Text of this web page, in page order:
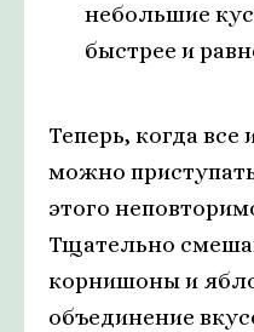
небольшие
быстрее и
Теперь, когда
можно
этого
Тщательно
корнишоны и
объединение